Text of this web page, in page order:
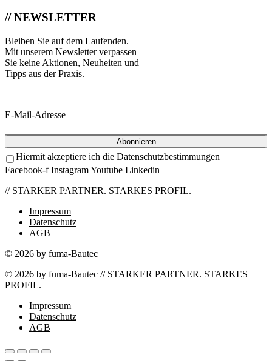
// NEWSLETTER
Bleiben Sie auf dem Laufenden.
Mit unserem Newsletter verpassen
Sie keine Aktionen, Neuheiten und
Tipps aus der Praxis.
E-Mail-Adresse
Hiermit akzeptiere ich die Datenschutzbestimmungen
Facebook-f InstagramYoutube Linkedin
// STARKER PARTNER. STARKES PROFIL.
Impressum
Datenschutz
AGB
© 2026 by fuma-Bautec
© 2026 by fuma-Bautec // STARKER PARTNER. STARKES
PROFIL.
Impressum
Datenschutz
AGB